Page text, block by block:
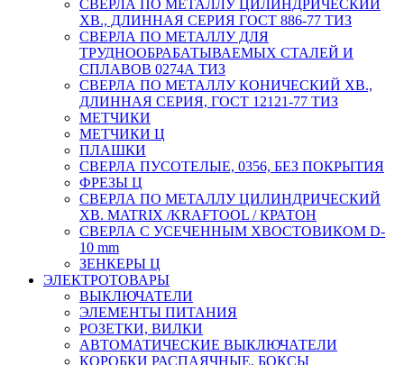
СВЕРЛА ПО МЕТАЛЛУ ЦИЛИНДРИЧЕСКИЙ
ХВ., ДЛИННАЯ СЕРИЯ ГОСТ 886-77 ТИЗ
СВЕРЛА ПО МЕТАЛЛУ ДЛЯ
ТРУДНООБРАБАТЫВАЕМЫХ СТАЛЕЙ И
СПЛАВОВ 0274А ТИЗ
СВЕРЛА ПО МЕТАЛЛУ КОНИЧЕСКИЙ ХВ.,
ДЛИННАЯ СЕРИЯ, ГОСТ 12121-77 ТИЗ
МЕТЧИКИ
МЕТЧИКИ Ц
ПЛАШКИ
СВЕРЛА ПУСОТЕЛЫЕ, 0356, БЕЗ ПОКРЫТИЯ
ФРЕЗЫ Ц
СВЕРЛА ПО МЕТАЛЛУ ЦИЛИНДРИЧЕСКИЙ
ХВ. MATRIX /KRAFTOOL / КРАТОН
СВЕРЛА С УСЕЧЕННЫМ ХВОСТОВИКОМ D-
10 mm
ЗЕНКЕРЫ Ц
ЭЛЕКТРОТОВАРЫ
ВЫКЛЮЧАТЕЛИ
ЭЛЕМЕНТЫ ПИТАНИЯ
РОЗЕТКИ, ВИЛКИ
АВТОМАТИЧЕСКИЕ ВЫКЛЮЧАТЕЛИ
КОРОБКИ РАСПАЯЧНЫЕ, БОКСЫ